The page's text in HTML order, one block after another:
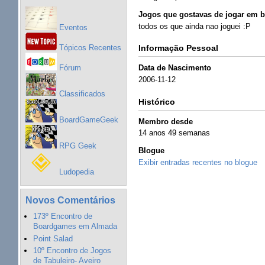
Eventos
Tópicos Recentes
Fórum
Classificados
BoardGameGeek
RPG Geek
Ludopedia
Novos Comentários
173º Encontro de
Boardgames em Almada
Point Salad
10º Encontro de Jogos
de Tabuleiro- Aveiro
Jogos que gostavas de jogar em
todos os que ainda nao joguei :P
Informação Pessoal
Data de Nascimento
2006-11-12
Histórico
Membro desde
14 anos 49 semanas
Blogue
Exibir entradas recentes no blogue